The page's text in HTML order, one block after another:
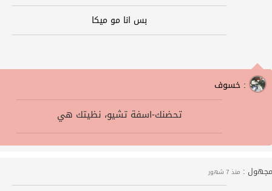
بس انا مو ميكا
خسوف :
تحضنك-اسفة تشيو، نظيتك هي
مجهول : منذ 7 شهور